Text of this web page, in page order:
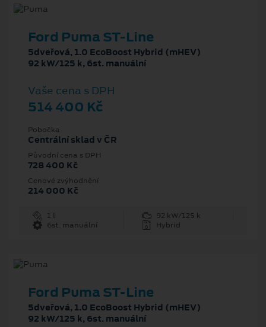
Ford Puma ST-Line
5dveřová, 1.0 EcoBoost Hybrid (mHEV)
92 kW/125 k, 6st. manuální
Vaše cena s DPH
514 400 Kč
Pobočka
Centrální sklad v ČR
Původní cena s DPH
728 400 Kč
Cenové zvýhodnění
214 000 Kč
1 l
92 kW/125 k
6st. manuální
Hybrid
Ford Puma ST-Line
5dveřová, 1.0 EcoBoost Hybrid (mHEV)
92 kW/125 k, 6st. manuální